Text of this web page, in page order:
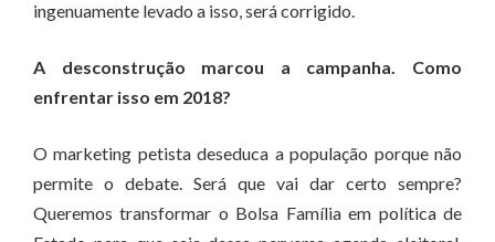
ingenuamente levado a isso, será corrigido.
A desconstrução marcou a campanha. Como
enfrentar isso em 2018?
O marketing petista deseduca a população porque não
permite o debate. Será que vai dar certo sempre?
Queremos transformar o Bolsa Família em política de